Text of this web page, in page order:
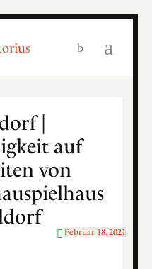
|
auf
von
Februar 18, 2021